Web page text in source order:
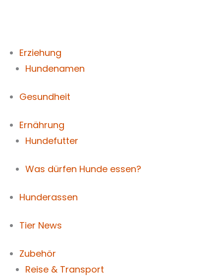
Erziehung
Hundenamen
Gesundheit
Ernährung
Hundefutter
Was dürfen Hunde essen?
Hunderassen
Tier News
Zubehör
Reise & Transport